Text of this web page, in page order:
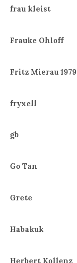
frau kleist
Frauke Ohloff
Fritz Mierau 1979
fryxell
gb
Go Tan
Grete
Habakuk
Herbert Kollenz